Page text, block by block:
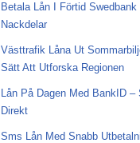
Betala Lån I Förtid
Nackdelar
Västtrafik Låna Ut
Sätt Att Utforska Regionen
Lån På Dagen Med BankID –
Direkt
Sms Lån Med Snabb